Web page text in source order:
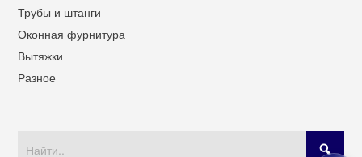
Трубы и штанги
Оконная фурнитура
Вытяжки
Разное